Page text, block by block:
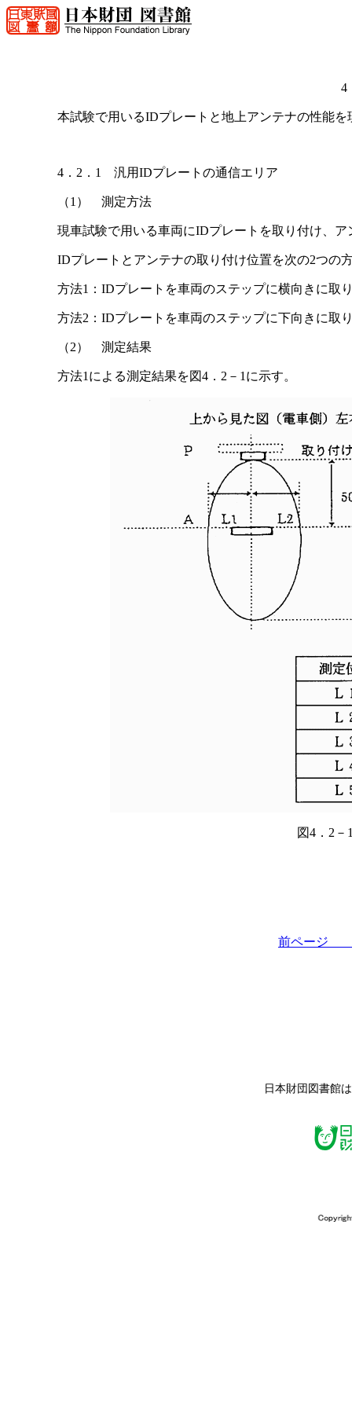
4
本試験で用いるIDプレートと地上アンテナの性能を
4．2．1 汎用IDプレートの通信エリア
（1） 測定方法
現車試験で用いる車両にIDプレートを取り付け、
IDプレートとアンテナの取り付け位置を次の2つの
方法1：IDプレートを車両のステップに横向きに取
方法2：IDプレートを車両のステップに下向きに取
（2） 測定結果
方法1による測定結果を図4．2－1に示す。
図4．2
前ペー
日本財団図書館